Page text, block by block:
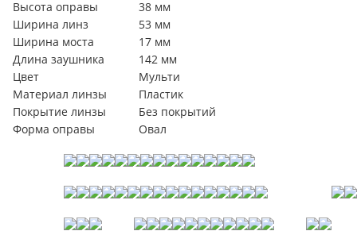
Высота оправы
38 мм
Ширина линз
53 мм
Ширина моста
17 мм
Длина заушника
142 мм
Цвет
Мульти
Материал линзы
Пластик
Покрытие линзы
Без покрытий
Форма оправы
Овал